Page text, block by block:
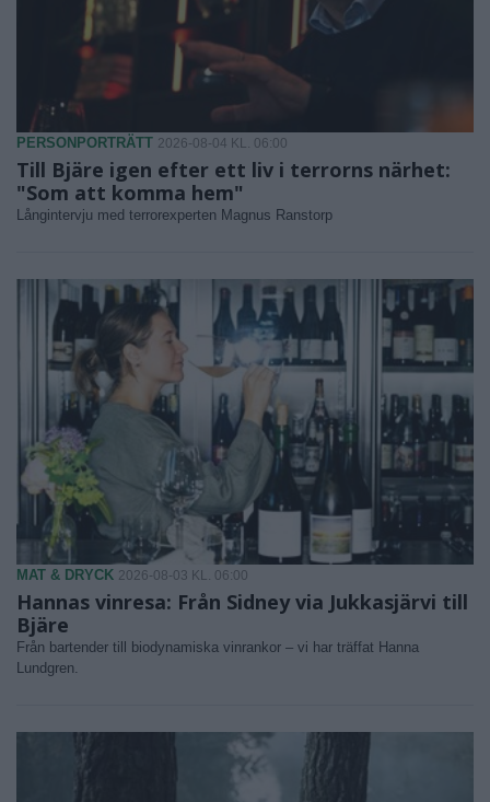
PERSONPORTRÄTT 2026-08-04 KL. 06:00
Till Bjäre igen efter ett liv i terrorns närhet:
"Som att komma hem"
Långintervju med terrorexperten Magnus Ranstorp
MAT & DRYCK 2026-08-03 KL. 06:00
Hannas vinresa: Från Sidney via Jukkasjärvi till
Bjäre
Från bartender till biodynamiska vinrankor – vi har träffat Hanna
Lundgren.